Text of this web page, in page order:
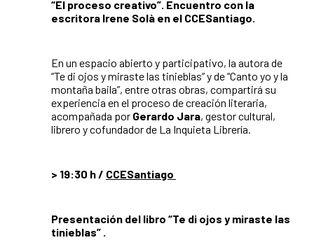
“El proceso creativo”. Encuentro con la
escritora Irene Solà en el CCESantiago.
En un espacio abierto y participativo, la autora de
“Te di ojos y miraste las tinieblas” y de “Canto yo y la
montaña baila”, entre otras obras, compartirá su
experiencia en el proceso de creación literaria,
acompañada por Gerardo Jara, gestor cultural,
librero y cofundador de La Inquieta Librería.
> 19:30 h / CCESantiago
Presentación del libro “Te di ojos y miraste las
tinieblas” .